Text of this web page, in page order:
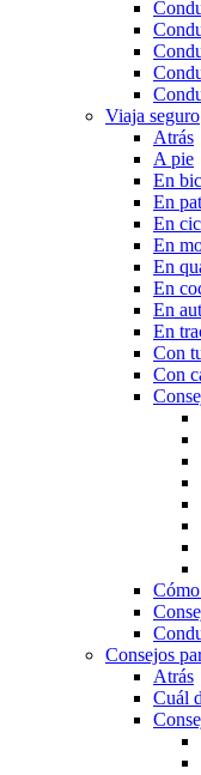
Viaja seguro
Atrás
A pie
En
En
En
En
En
En
En
En
Con
Con
Consejos
Atrás
Cuál